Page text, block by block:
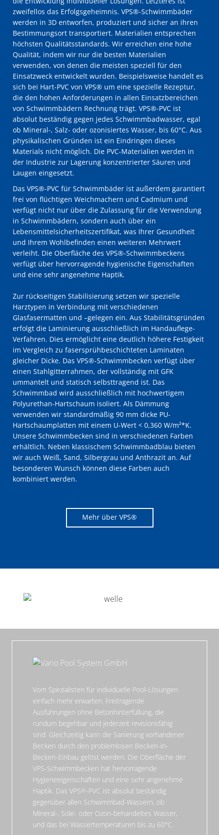
zweifellos das Erfolgsgeheimnis. VPS®-Schwimmbäder
werden in 3D entworfen, produziert und sicher an ihren
Bestimmungsort transportiert. Materialien entsprechen
höchsten Qualitätsstandards. Wir erreichen eine hohe
Qualität, indem wir nur die besten Materialien
verwenden, von denen die meisten speziell für den
Einsatzweck entwickelt wurden. Beispielsweise handelt es
sich bei Hart-PVC von VPS® um eine spezielle Rezeptur,
die den hohen Anforderungen in allen Einsatzbereichen
von Schwimmbädern Rechnung trägt. VPS®-PVC ist
absolut beständig gegen jedes Schwimmbadwasser, egal
ob Mineral-, Salz- oder ozonisiertes Wasser, bis 60°C. Aus
physikalischen Gründen ist ein Eindringen dieses
Materials nicht möglich. Die PVC-Materialien werden in
der Industrie zur Lagerung konzentrierter Säuren und
Laugen eingesetzt.
Das VPS®-PVC für Schwimmbäder ist außerdem garantiert
frei von flüchtigen Weichmachern und Cadmium und
verfügt nicht nur über die Zulassung für die Verwendung
in Schwimmbädern, sondern auch über ein
Lebensmittelsicherheitszertifikat, was Ihrer Gesundheit
und Ihrem Wohlbefinden einen weiteren Mehrwert
verleiht. Die Oberfläche des VPS®-Schwimmbeckens
verfügt über hervorragende hygienische Eigenschaften
und eine sehr angenehme Haptik.
Zur rückseitigen Stabilisierung setzen wir spezielle
Harztypen in Verbindung mit verschiedenen
Glasfasermatten und –gelegen ein. Aus Stabilitätsgründen
erfolgt die Laminierung ausschließlich im Handauflege-
Verfahren. Dies ermöglicht eine deutlich höhere Festigkeit
im Vergleich zu fasersprühbeschichteten Laminaten
gleicher Dicke. Das VPS®-Schwimmbecken verfügt über
einen Stahlgitterrahmen, der vollständig mit GFK
ummantelt und statisch selbsttragend ist. Das
Schwimmbad wird ausschließlich mit hochwertigem
Polyurethan-Hartschaum isoliert. Als Dämmung
verwenden wir standardmäßig 90 mm dicke PU-
Hartschaumplatten mit einem U-Wert < 0,360 W/m²*K.
Unsere Schwimmbecken sind in verschiedenen Farben
erhältlich. Neben klassischem Schwimmbadblau bieten
wir auch Weiß, Sand, Silbergrau und Anthrazit an. Auf
besonderen Wunsch können diese Farben auch
kombiniert werden.
Mehr über VPS®
Vom Spezialisten für individuelle Pool-Lösungen
einfach mehr erwarten. Freitragende
Ausführungen ohne Betonhinterfüllung, die
rundum begehbar und jederzeit revisionsfähig
sind. Gleichzeitig kann die Sanierung vorhandener
Becken durch den problemlosen Becken-in-
Becken-Einbau gelöst werden. Die Oberfläche der
VPS-Schwimmbecken hat hervorragende
Hygieneeigenschaften und eine sehr angenehme
Haptik. Das VPS
-PVC ist absolut beständig
gegenüber allen Schwimmbad-Wassern, ob
Mineral-, Sole- oder Ozon-behandeltes Wasser,
und das bei Wassertemperaturen bis zu 60°C.